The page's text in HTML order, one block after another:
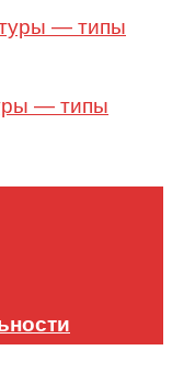
— типы